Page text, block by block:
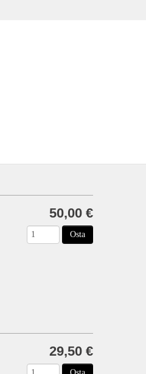
50,00 €
Osta
29,50 €